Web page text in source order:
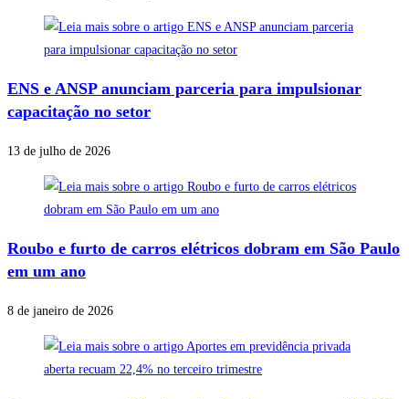
ENS e ANSP anunciam parceria para impulsionar
capacitação no setor
13 de julho de 2026
Roubo e furto de carros elétricos dobram em São Paulo
em um ano
8 de janeiro de 2026